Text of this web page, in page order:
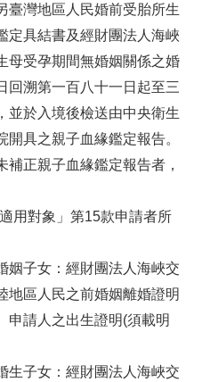
臺灣地區人民婚前受胎所生
定具結書及經財團法人海峽
母受孕期間無婚姻關係之婚
回溯第一百八十一日起至三
並於入境後檢送由中央衛生
具之親子血緣鑑定報告。
正親子血緣鑑定報告者，
用對象」第15款申請者所
姻子女：經財團法人海峽交
地區人民之前婚姻離婚證明
申請人之出生證明(須載明
生子女：經財團法人海峽交